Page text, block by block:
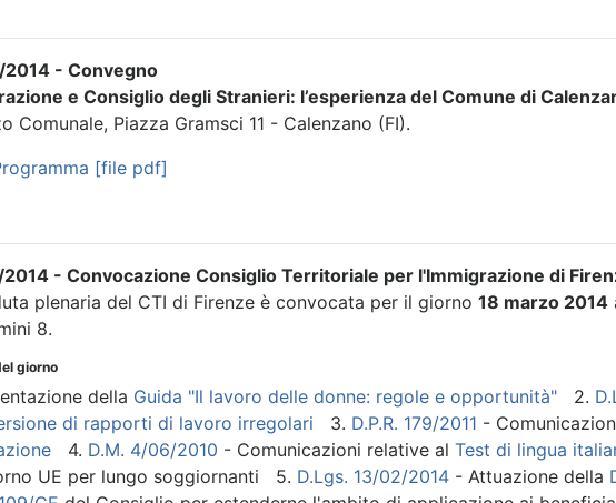
- Convegno
e Consiglio degli Stranieri: l’esperienza del Comune di
Comunale, Piazza Gramsci 11 - Calenzano (FI).
[file pdf]
- Convocazione Consiglio Territoriale per l'Immigrazione di
plenaria del CTI di Firenze è convocata per il giorno 18 marzo 2014
8.
giorno
della Guida "Il lavoro delle donne: regole e opportunità" 2.
di rapporti di lavoro irregolari 3. D.P.R. 179/2011 -
4. D.M. 4/06/2010 - Comunicazioni relative al Test di lingua
UE per lungo soggiornanti 5. D.Lgs. 13/02/2014 - Attuazione della